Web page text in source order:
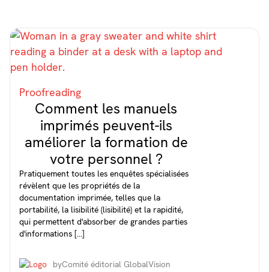
Proofreading
Comment les manuels
imprimés peuvent-ils
améliorer la formation de
votre personnel ?
Pratiquement toutes les enquêtes spécialisées
révèlent que les propriétés de la
documentation imprimée, telles que la
portabilité, la lisibilité (lisibilité) et la rapidité,
qui permettent d'absorber de grandes parties
d'informations [...]
byComité éditorial GlobalVision